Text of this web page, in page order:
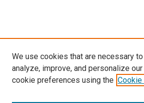
We use cookies that are necessary
analyze, improve, and personalize
cookie preferences using the